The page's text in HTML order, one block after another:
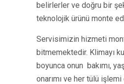
belirlerler ve doğru bir
teknolojik ürünü monte
Servisimizin hizmeti
bitmemektedir. Klimayı
boyunca onun bakımı,
onarımı ve her tülü